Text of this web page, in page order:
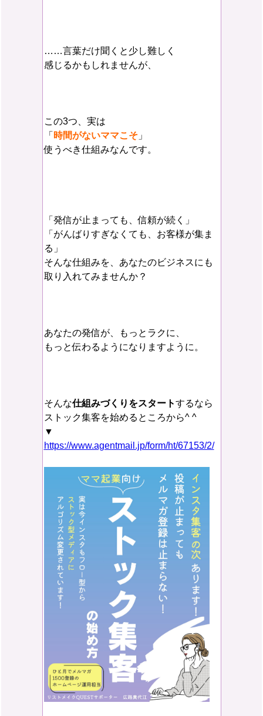
……言葉だけ聞くと少し難しく
感じるかもしれませんが、
この3つ、実は
「 時間がないママこそ」
使うべき仕組みなんです。
「発信が止まっても、信頼が続く」
「がんばりすぎなくても、お客様が集ま
る」
そんな仕組みを、あなたのビジネスにも
取り入れてみませんか？
あなたの発信が、もっとラクに、
もっと伝わるようになりますように。
そんな仕組みづくりをスタートするなら
ストック集客を始めるところから^ ^
▼
https://www.agentmail.jp/form/ht/67153/2/